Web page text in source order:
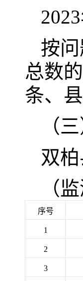
按
总数
条、
（
双
（
序号
1
2
3